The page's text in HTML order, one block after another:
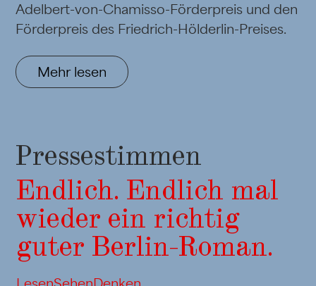
Adelbert-von-Chamisso-Förderpreis und den
Förderpreis des Friedrich-Hölderlin-Preises.
Mehr lesen
Pressestimmen
Endlich. Endlich mal
wieder ein richtig
guter Berlin-Roman.